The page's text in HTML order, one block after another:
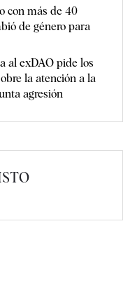
con más de 40
de género para
al exDAO pide los
la atención a la
agresión